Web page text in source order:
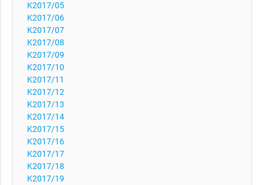
K2017/05
K2017/06
K2017/07
K2017/08
K2017/09
K2017/10
K2017/11
K2017/12
K2017/13
K2017/14
K2017/15
K2017/16
K2017/17
K2017/18
K2017/19